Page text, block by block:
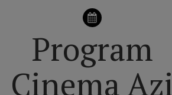
Program
Cinema Azi